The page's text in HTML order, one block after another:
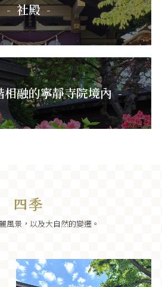
社殿
相融的寧靜寺院境內
風景，以及大自然的變遷。